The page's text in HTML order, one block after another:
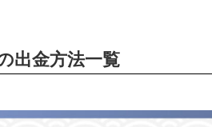
出金方法一覧